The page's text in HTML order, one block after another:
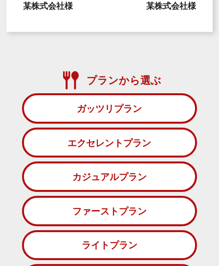
某株式会社様 某株式会社様
プランから選ぶ
ガッツリプラン
エクセレントプラン
カジュアルプラン
ファーストプラン
ライトプラン